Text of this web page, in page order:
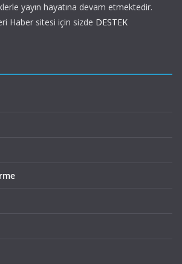
yayın hayatına devam etmektedir.
Haber sitesi için sizde DESTEK